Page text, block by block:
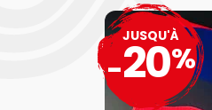
JUSQU'À
-20%